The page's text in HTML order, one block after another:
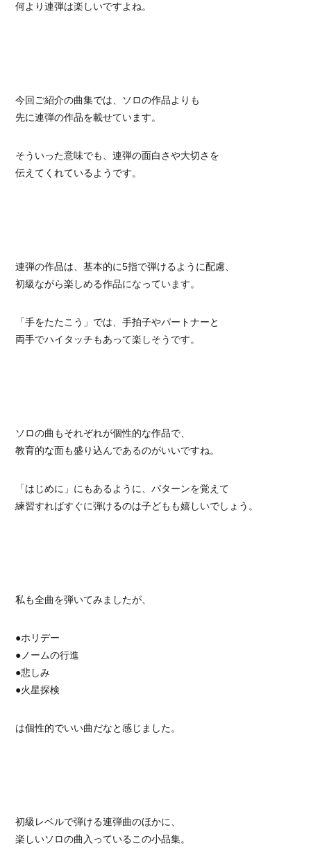
何より連弾は楽しいですよね。
今回ご紹介の曲集では、ソロの作品よりも
先に連弾の作品を載せています。
そういった意味でも、連弾の面白さや大切さを
伝えてくれているようです。
連弾の作品は、基本的に5指で弾けるように配慮、
初級ながら楽しめる作品になっています。
「手をたたこう」では、手拍子やパートナーと
両手でハイタッチもあって楽しそうです。
ソロの曲もそれぞれが個性的な作品で、
教育的な面も盛り込んであるのがいいですね。
「はじめに」にもあるように、パターンを覚えて
練習すればすぐに弾けるのは子どもも嬉しいでしょう。
私も全曲を弾いてみましたが、
●ホリデー
●ノームの行進
●悲しみ
●火星探検
は個性的でいい曲だなと感じました。
初級レベルで弾ける連弾曲のほかに、
楽しいソロの曲入っているこの小品集。